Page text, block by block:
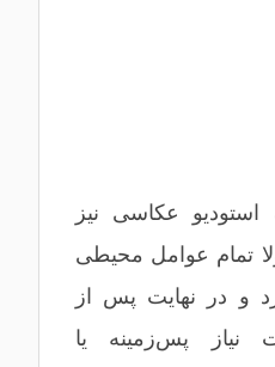
عکاسی نیز
تمام عوامل محیطی
و در نهایت پس از
پس‌زمینه یا